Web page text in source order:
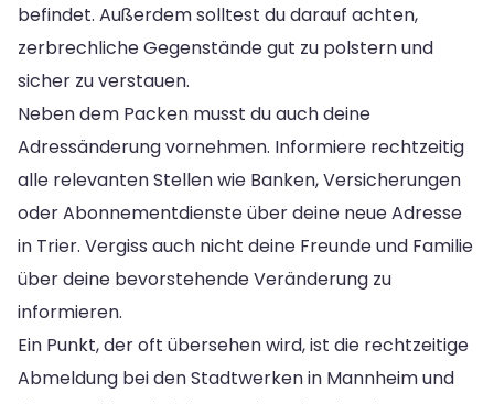
befindet. Außerdem solltest du darauf achten,
zerbrechliche Gegenstände gut zu polstern und
sicher zu verstauen.
Neben dem Packen musst du auch deine
Adressänderung vornehmen. Informiere rechtzeitig
alle relevanten Stellen wie Banken, Versicherungen
oder Abonnementdienste über deine neue Adresse
in Trier. Vergiss auch nicht deine Freunde und Familie
über deine bevorstehende Veränderung zu
informieren.
Ein Punkt, der oft übersehen wird, ist die rechtzeitige
Abmeldung bei den Stadtwerken in Mannheim und